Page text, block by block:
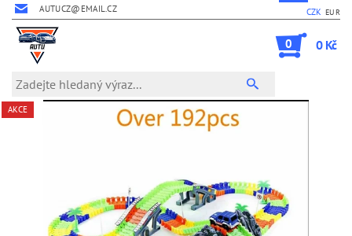
AUTUCZ@EMAIL.CZ CZK EUR
0 0 Kč
AKCE